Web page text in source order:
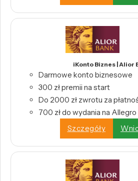
iKonto Biznes | Alior
Darmowe konto biznesowe
300 zł premii na start
Do 2000 zł zwrotu za
700 zł do wydania na Allegro
Szczegóły